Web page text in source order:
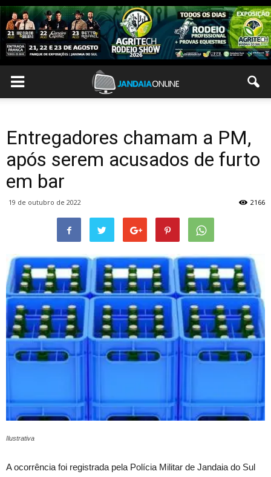
Entregadores chamam a PM,
após serem acusados de furto
em bar
19 de outubro de 2022 2166
Ilustrativa
A ocorrência foi registrada pela Polícia Militar de Jandaia do Sul